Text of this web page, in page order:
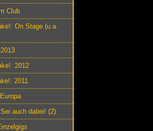
Club
On Stage (u.a.
2012
2011
auch dabei! (2)